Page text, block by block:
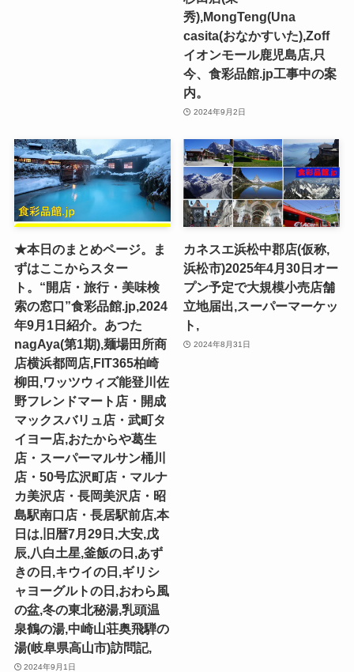
秀),MongTeng(Una
casita(おなかすいた),Zoff
イオンモール鹿児島店,只
今、食彩品館.jp工事中の案
内。
2024年9月2日
★本日のまとめページ。ま
ずはここからスター
ト。“開店・旅行・美味検
索の窓口”食彩品館.jp,2024
年9月1日紹介。あつた
nagAya(第1期),麺場田所商
店横浜都岡店,FIT365柏崎
柳田,ワッツウィズ能登川佐
野フレンドマート店・開成
マックスバリュ店・武町タ
イヨー店,おたからや葛生
店・スーパーマルサン桶川
店・50号広沢町店・マルナ
カ美沢店・長岡美沢店・昭
島駅南口店・長居駅前店,本
日は,旧暦7月29日,大安,戊
辰,八白土星,釜飯の日,あず
きの日,キウイの日,ギリシ
ャヨーグルトの日,おわら風
の盆,冬の東北秘湯,乳頭温
泉鶴の湯,中崎山荘奥飛騨の
湯(岐阜県高山市)訪問記,
2024年9月1日
カネスエ浜松中郡店(仮称,
浜松市)2025年4月30日オー
プン予定で大規模小売店舗
立地届出,スーパーマーケッ
ト,
2024年8月31日